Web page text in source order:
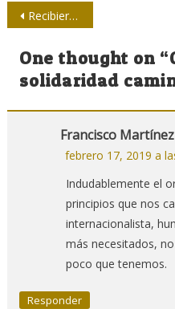
Navegación
de
entradas
Recibieron periodistas de Las Tunas Premio Pequeña Pantalla
One thought on “
solidaridad
Francisco
febrero 17, 2019 a
Indudablemente el
principios que nos
internacionalista,
más necesitados,
poco que tenemos.
Responder